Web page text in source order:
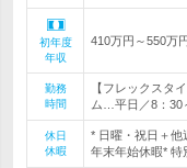
初年度
年収
410万円～550万
勤務
時間
【フレックスタ
ム…平日／8：30
休日
休暇
* 日曜・祝日＋他
年末年始休暇* 特